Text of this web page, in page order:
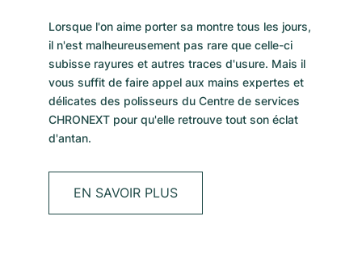
Lorsque l'on aime porter sa montre tous les jours,
il n'est malheureusement pas rare que celle-ci
subisse rayures et autres traces d'usure. Mais il
vous suffit de faire appel aux mains expertes et
délicates des polisseurs du Centre de services
CHRONEXT pour qu'elle retrouve tout son éclat
d'antan.
EN SAVOIR PLUS